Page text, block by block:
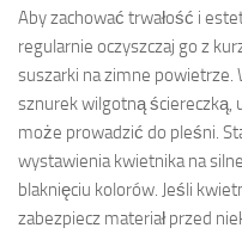
Aby zachować trwałość i
regularnie oczyszczaj go z
suszarki na zimne powietrze.
sznurek wilgotną ściereczką,
może prowadzić do pleśni.
wystawienia kwietnika na
blaknięciu kolorów. Jeśli
zabezpiecz materiał przed